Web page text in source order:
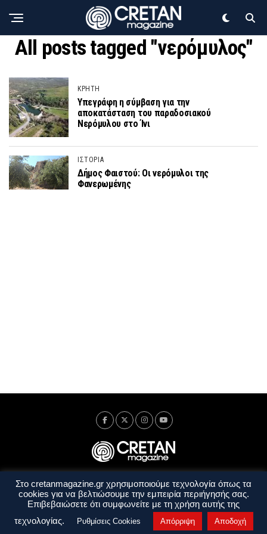
All posts tagged "νερόμυλος"
ΚΡΗΤΗ
Υπεγράφη η σύμβαση για την
αποκατάσταση του παραδοσιακού
Νερόμυλου στο Ίνι
ΙΣΤΟΡΙΑ
Δήμος Φαιστού: Οι νερόμυλοι της
Φανερωμένης
Ταυτότητα Πολιτική Απορρήτου
Όροι Χρήσης
Όροι και Προϋποθέσεις
Στο cretanmagazine.gr χρησιμοποιούμε τεχνολογία όπως τα
cookies για να βελτιώσουμε την εμπειρία περιήγησής σας.
Επιβεβαιώσετε ότι συμφωνείτε με τη χρήση αυτής της
τεχνολογίας.
Ρυθμίσεις Cookies Απόρριψη Αποδοχή